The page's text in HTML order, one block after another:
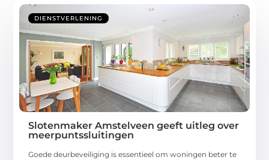
DIENSTVERLENING
Slotenmaker Amstelveen geeft uitleg over
meerpuntssluitingen
Goede deurbeveiliging is essentieel om woningen beter te